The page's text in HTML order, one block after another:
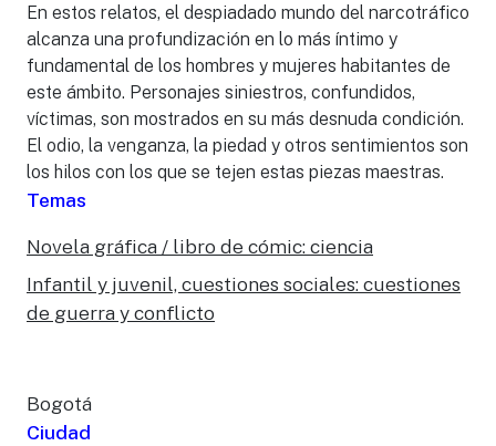
En estos relatos, el despiadado mundo del narcotráfico
alcanza una profundización en lo más íntimo y
fundamental de los hombres y mujeres habitantes de
este ámbito. Personajes siniestros, confundidos,
víctimas, son mostrados en su más desnuda condición.
El odio, la venganza, la piedad y otros sentimientos son
los hilos con los que se tejen estas piezas maestras.
Temas
Novela gráfica / libro de cómic: ciencia
Infantil y juvenil, cuestiones sociales: cuestiones
de guerra y conflicto
Bogotá
Ciudad